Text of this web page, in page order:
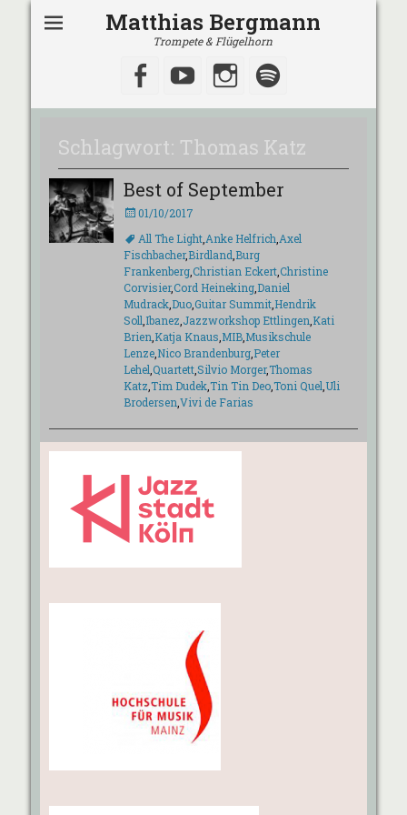
Matthias Bergmann
Trompete & Flügelhorn
Facebook
YouTubeInstagram
Schlagwort: Thomas Katz
Best of September
Veröffentlicht
01/10/2017
Schlagworte
All The Light, Anke Helfrich Axel
Fischbacher,Birdland Burg
Frankenberg,Christian Eckert,Christine
Corvisier,Cord Heineking, Daniel
Mudrack, Duo,Guitar Summit, Hendrik
Soll Ibanez Jazzworkshop Ettlingen Kati
Brien Katja Knaus MIB, Musikschule
Lenze, Nico Brandenburg, Peter
Lehel Quartett,Silvio Morger,Thomas
Katz Tim Dudek,Tin Tin Deo,Toni Quel Uli
Brodersen Vivi de Farias